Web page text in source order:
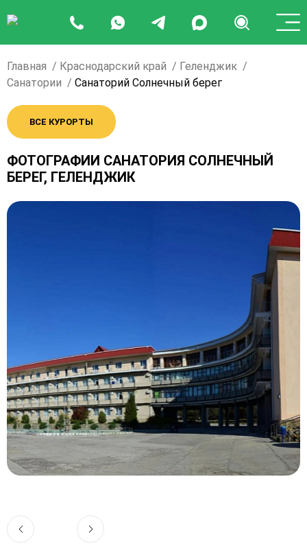
Главная Краснодарский край
Геленджик
Санатории
Санаторий Солнечный берег
ВСЕ КУРОРТЫ
ФОТОГРАФИИ САНАТОРИЯ СОЛНЕЧНЫЙ
БЕРЕГ, ГЕЛЕНДЖИК